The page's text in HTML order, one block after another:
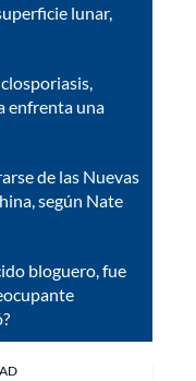
lunar,
enfrenta una
de las Nuevas
según Nate
bloguero, fue